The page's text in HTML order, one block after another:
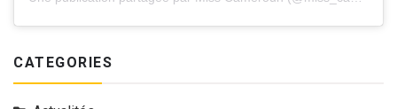
CATEGORIES